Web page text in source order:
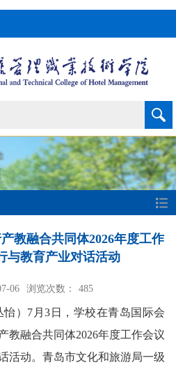
教融合共同体2026年度工作
与教育产业对话活动
06 浏览次数： 485
） 7月3日，学校在青岛国际会
教融合共同体2026年度工作会议
活动。青岛市文化和旅游局一级